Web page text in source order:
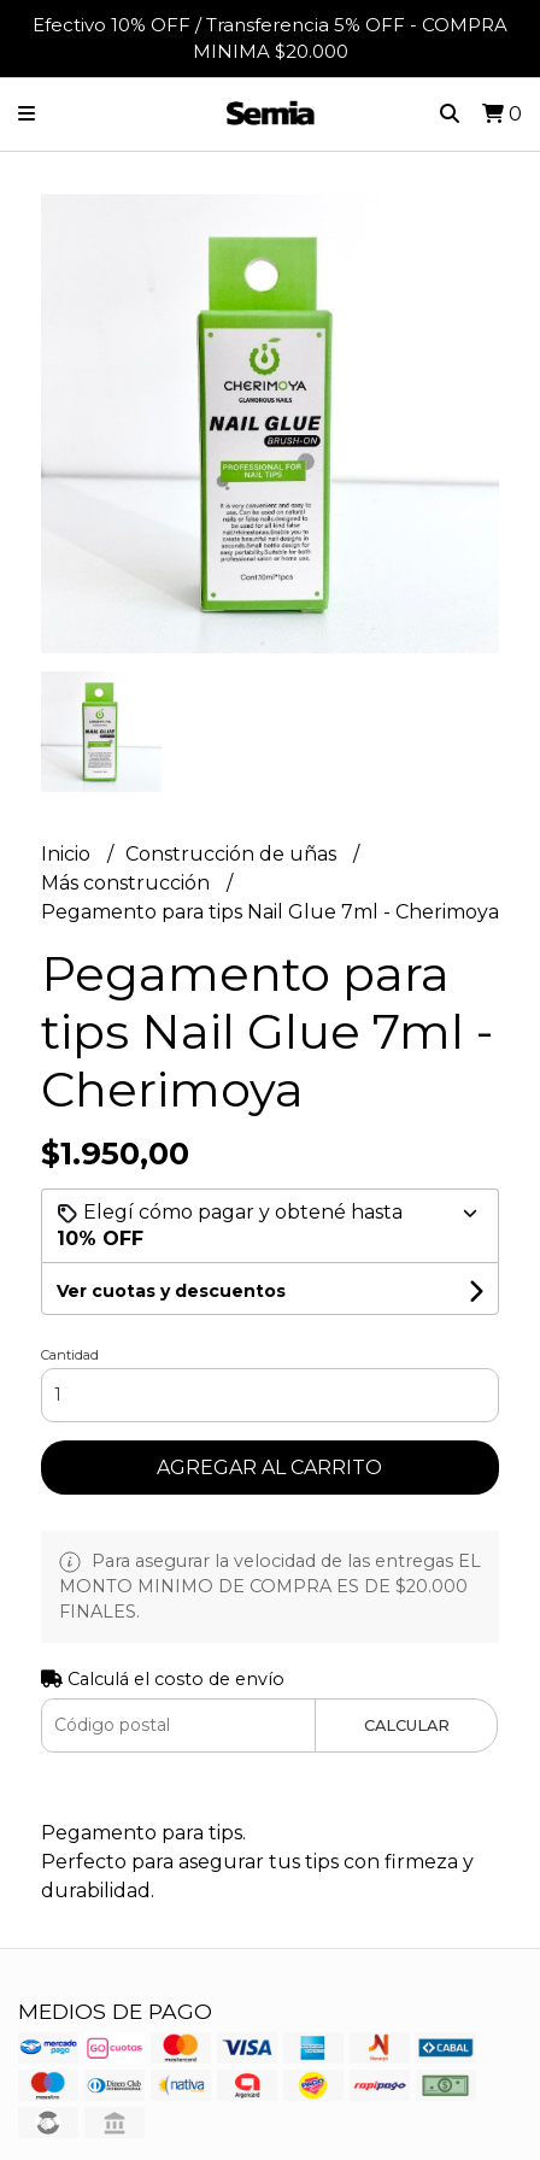
Efectivo 10% OFF / Transferencia 5% OFF - COMPRA
MINIMA $20.000
0
Inicio
Construcción de uñas
Más construcción
Pegamento para tips Nail Glue 7ml - Cherimoya
Pegamento para
tips Nail Glue 7ml -
Cherimoya
$1.950,00
Elegí cómo pagar y obtené hasta
10% OFF
Ver cuotas y descuentos
Cantidad
AGREGAR AL CARRITO
Para asegurar la velocidad de las entregas EL
MONTO MINIMO DE COMPRA ES DE $20.000
FINALES.
Calculá el costo de envío
CALCULAR
Pegamento para tips.
Perfecto para asegurar tus tips con firmeza y
durabilidad.
MEDIOS DE PAGO